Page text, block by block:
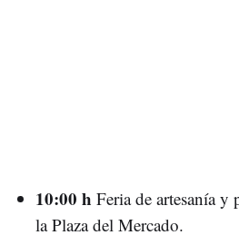
10:00 h Feria de artesanía y
la Plaza del Mercado.